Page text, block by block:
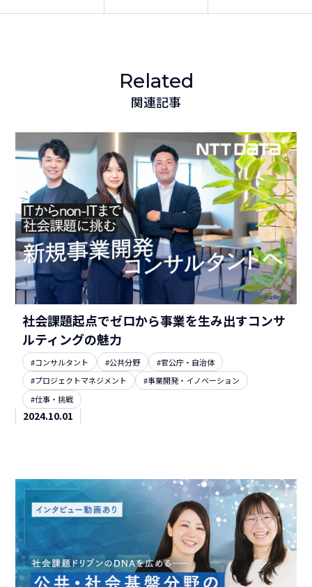
Related
関連記事
社会課題起点でゼロから事業を生み出すコンサ
ルティングの魅力
#コンサルタント #公共分野
#官公庁・自治体
#プロジェクトマネジメント
#事業開発・イノベーション
#仕事・挑戦
2024.10.01